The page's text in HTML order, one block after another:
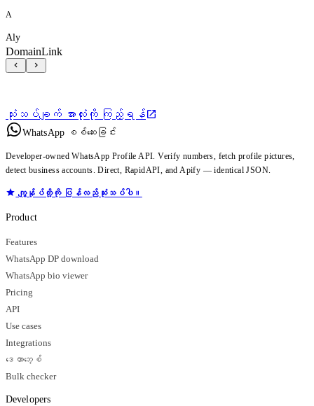
A
Aly
DomainLink
သုံးသပ်ချက် အားလုံးကို ကြည့်ရန်
WhatsApp စစ်ဆေးခြင်း
Developer-owned WhatsApp Profile API. Verify numbers, fetch profile pictures,
detect business accounts. Direct, RapidAPI, and Apify — identical JSON.
ကျွန်ုပ်တို့ကို ပြန်လည်သုံးသပ်ပါ။
Product
Features
WhatsApp DP download
WhatsApp bio viewer
Pricing
API
Use cases
Integrations
ဒေတာဘေ့စ်
Bulk checker
Developers